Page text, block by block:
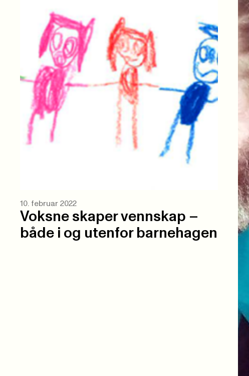
10. februar 2022
Voksne skaper vennskap –
både i og utenfor barnehagen